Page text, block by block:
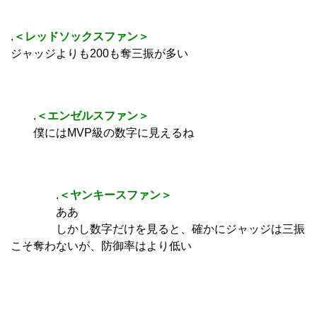
. ＜レッドソックスファン＞
ジャッジよりも200も奪三振が多い
. ＜エンゼルスファン＞
僕にはMVP級の数字に見えるね
. ＜ヤンキースファン＞
ああ
しかし数字だけを見ると、確かにジャッジは三振
こそ奪わないが、防御率はより低い